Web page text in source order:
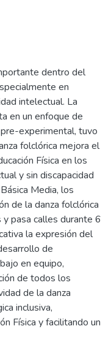
dentro del
en
intelectual. La
en un enfoque de
experimental, tuvo
folclórica mejora el
Física en los
y sin discapacidad
Media, los
de la danza folclórica
pasa calles durante 6
la expresión del
de
en equipo,
de todos los
de la danza
inclusiva,
Física y facilitando un